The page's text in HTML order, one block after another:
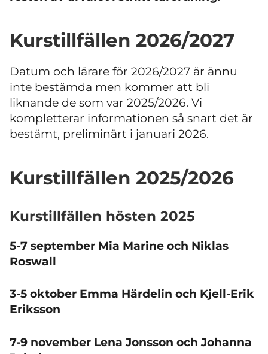
Kurstillfällen 2026/2027
Datum och lärare för 2026/2027 är ännu
inte bestämda men kommer att bli
liknande de som var 2025/2026. Vi
kompletterar informationen så snart det är
bestämt, preliminärt i januari 2026.
Kurstillfällen 2025/2026
Kurstillfällen hösten 2025
5-7 september Mia Marine och Niklas
Roswall
3-5 oktober Emma Härdelin och Kjell-Erik
Eriksson
7-9 november Lena Jonsson och Johanna